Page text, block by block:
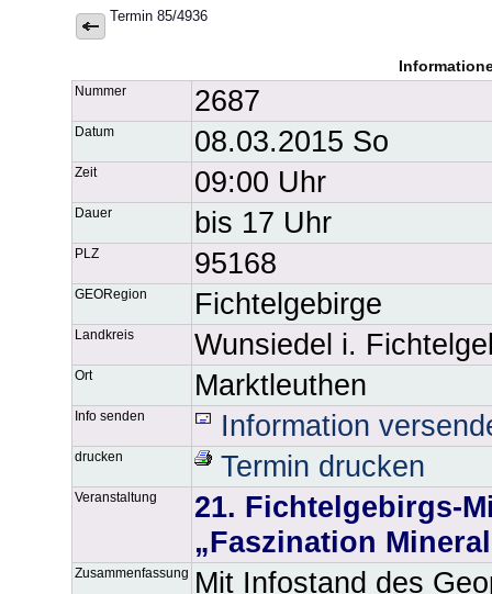
Termin 85/4936
Nummer 2687
Datum 08.03.2015 So
Zeit 09:00 Uhr
Dauer bis 17 Uhr
PLZ 95168
GEORegion Fichtelgebirge
Landkreis Wunsiedel i.
Ort Marktleuthen
Info senden Information
drucken Termin drucken
Veranstaltung
21. Fichtelgebirgs-
„Faszination
Zusammenfassung Mit Infostand des